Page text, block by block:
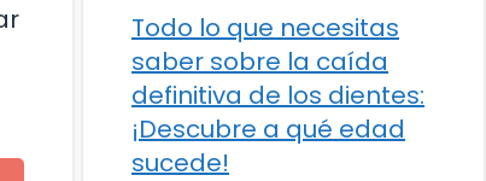
Todo lo que necesitas
saber sobre la caída
definitiva de los dientes:
¡Descubre a qué edad
sucede!